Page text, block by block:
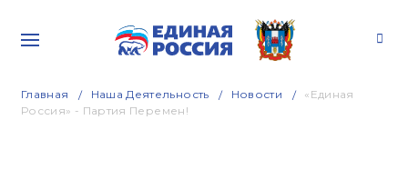
Главная Наша Деятельность Новости
«Единая
Россия» - Партия Перемен!